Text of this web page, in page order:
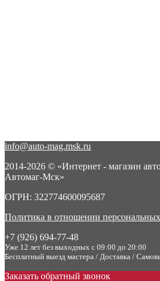
info@auto-mag.msk.ru
2014-2026 © «Интернет - магазин
Автомаг-Мск»
ОГРН: 322774600095687
Политика в отношении
+7 (926) 694-77-48
Уже 12 лет без выходных с 09:00 до 20:00
Бесплатный выезд мастера / Доставка /
Заказать обратный звонок